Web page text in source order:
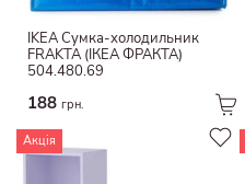
IKEA Сумка-холодильник
FRAKTA (ІКЕА ФРАКТА)
504.480.69
188 грн.
Акція